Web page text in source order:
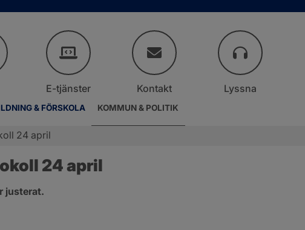
& FÖRSKOLA KOMMUN & POLITIK
E-tjänster Kontakt Lyssna
24 april
24 april
justerat.